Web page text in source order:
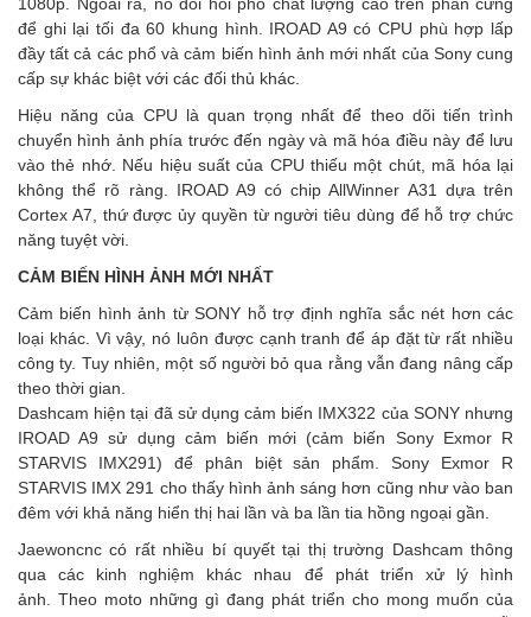
để ghi lại tối đa 60 khung hình. IROAD A9 có CPU phù hợp lấp
đầy tất cả các phổ và cảm biến hình ảnh mới nhất của Sony cung
cấp sự khác biệt với các đối thủ khác.
Hiệu năng của CPU là quan trọng nhất để theo dõi tiến trình
chuyển hình ảnh phía trước đến ngày và mã hóa điều này để lưu
vào thẻ nhớ. Nếu hiệu suất của CPU thiếu một chút, mã hóa lại
không thể rõ ràng. IROAD A9 có chip AllWinner A31 dựa trên
Cortex A7, thứ được ủy quyền từ người tiêu dùng để hỗ trợ chức
năng tuyệt vời.
CẢM BIẾN HÌNH ẢNH MỚI NHẤT
Cảm biến hình ảnh từ SONY hỗ trợ định nghĩa sắc nét hơn các
loại khác. Vì vậy, nó luôn được cạnh tranh để áp đặt từ rất nhiều
công ty. Tuy nhiên, một số người bỏ qua rằng vẫn đang nâng cấp
theo thời gian.
Dashcam hiện tại đã sử dụng cảm biến IMX322 của SONY nhưng
IROAD A9 sử dụng cảm biến mới (cảm biến Sony Exmor R
STARVIS IMX291) để phân biệt sản phẩm. Sony Exmor R
STARVIS IMX 291 cho thấy hình ảnh sáng hơn cũng như vào ban
đêm với khả năng hiển thị hai lần và ba lần tia hồng ngoại gần.
Jaewoncnc có rất nhiều bí quyết tại thị trường Dashcam thông
qua các kinh nghiệm khác nhau để phát triển xử lý hình
ảnh. Theo moto những gì đang phát triển cho mong muốn của